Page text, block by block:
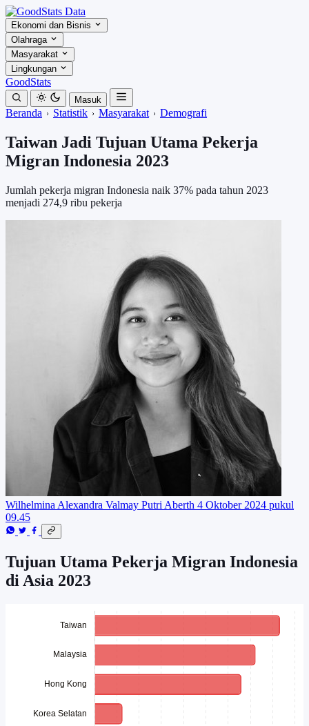
Ekonomi dan Bisnis
Olahraga
Masyarakat
Lingkungan
GoodStats
Masuk
Beranda Statistik Masyarakat Demografi
Taiwan Jadi Tujuan Utama Pekerja
Migran Indonesia 2023
Jumlah pekerja migran Indonesia naik 37% pada tahun 2023
menjadi 274,9 ribu pekerja
Wilhelmina Alexandra Valmay Putri Aberth 4 Oktober 2024 pukul
09.45
Tujuan Utama Pekerja Migran Indonesia
di Asia 2023